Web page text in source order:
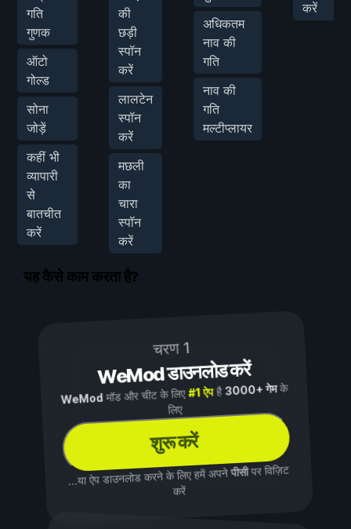
गति
गुणक
ऑटो
गोल्ड
सोना
जोड़ें
कहीं भी
व्यापारी
से
बातचीत
करें
की
छड़ी
स्पॉन
करें
लालटेन
स्पॉन
करें
मछली
का
चारा
स्पॉन
करें
अधिकतम
नाव की
गति
नाव की
गति
मल्टीप्लायर
करें
यह कैसे काम करता है?
चरण 1
WeMod डाउनलोड करें
WeMod मॉड और चीट के लिए#1 ऐपहै3000+ गेमके
लिए
शुरू करें
...या ऐप डाउनलोड करने के लिए हमें अपनेपीसीपर विज़िट
करें